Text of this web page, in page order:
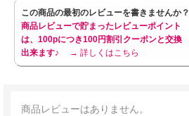
この商品の最初のレビューを書きませんか？
商品レビューで貯まったレビューポイント
は、100pにつき100円割引クーポンと交換
出来ます♪
→ 詳しくはこちら
商品レビューはありません。